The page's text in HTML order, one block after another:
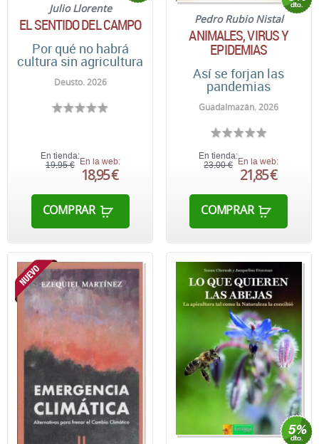
Julio Llorente
EL SENTIDO DEL CAMPO
Por qué no habrá
cultura sin agricultura
Deusto. 2026
En tienda:
19,95 € En la web:
18,95 €
COMPRAR
Pedro Rubio Nistal
ANIMALES, VIRUS Y
EPIDEMIAS
Así se forjan las
pandemias
Guadalmazán. 2026
En tienda:
23,00 €
En la web:
21,85 €
COMPRAR